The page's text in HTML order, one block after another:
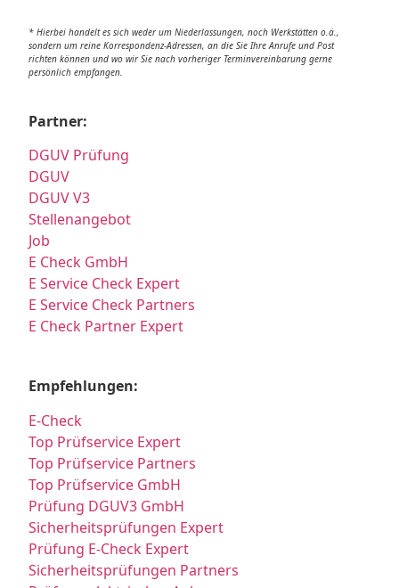
* Hierbei handelt es sich weder um Niederlassungen, noch Werkstätten o.ä.,
sondern um reine Korrespondenz-Adressen, an die Sie Ihre Anrufe und Post
richten können und wo wir Sie nach vorheriger Terminvereinbarung gerne
persönlich empfangen.
Partner:
DGUV Prüfung
DGUV
DGUV V3
Stellenangebot
Job
E Check GmbH
E Service Check Expert
E Service Check Partners
E Check Partner Expert
Empfehlungen:
E-Check
Top Prüfservice Expert
Top Prüfservice Partners
Top Prüfservice GmbH
Prüfung DGUV3 GmbH
Sicherheitsprüfungen Expert
Prüfung E-Check Expert
Sicherheitsprüfungen Partners